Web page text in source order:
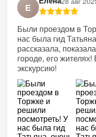
Е
Были проездом в
нас была гид
рассказала,
городе, его
экскурсию!